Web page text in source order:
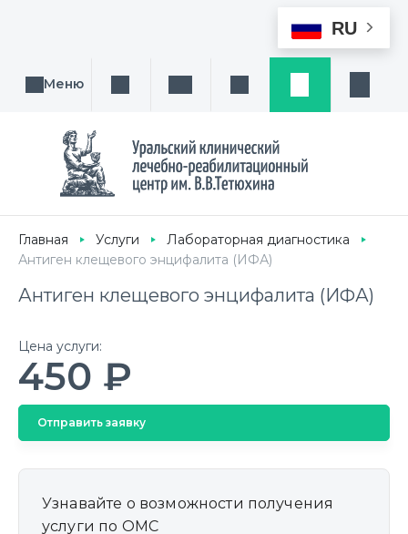
RU
Меню Поиск услуги, направления или врача
Написать намЗаказ звонка
Главная Услуги
Лабораторная диагностика
Антиген клещевого энцифалита (ИФА)
Антиген клещевого энцифалита (ИФА)
Цена услуги:
450 ₽
Отправить заявку
Узнавайте о возможности получения
услуги по ОМС